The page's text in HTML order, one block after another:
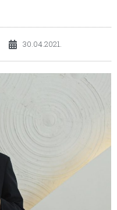
30.04.2021.